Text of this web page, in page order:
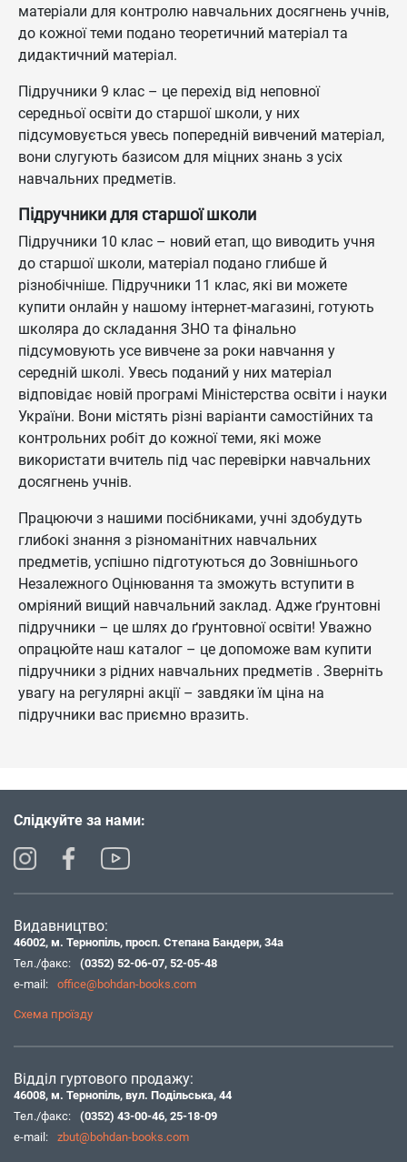
матеріали для контролю навчальних досягнень учнів,
до кожної теми подано теоретичний матеріал та
дидактичний матеріал.
Підручники 9 клас – це перехід від неповної
середньої освіти до старшої школи, у них
підсумовується увесь попередній вивчений матеріал,
вони слугують базисом для міцних знань з усіх
навчальних предметів.
Підручники для старшої школи
Підручники 10 клас – новий етап, що виводить учня
до старшої школи, матеріал подано глибше й
різнобічніше. Підручники 11 клас, які ви можете
купити онлайн у нашому інтернет-магазині, готують
школяра до складання ЗНО та фінально
підсумовують усе вивчене за роки навчання у
середній школі. Увесь поданий у них матеріал
відповідає новій програмі Міністерства освіти і науки
України. Вони містять різні варіанти самостійних та
контрольних робіт до кожної теми, які може
використати вчитель під час перевірки навчальних
досягнень учнів.
Працюючи з нашими посібниками, учні здобудуть
глибокі знання з різноманітних навчальних
предметів, успішно підготуються до Зовнішнього
Незалежного Оцінювання та зможуть вступити в
омріяний вищий навчальний заклад. Адже ґрунтовні
підручники – це шлях до ґрунтовної освіти! Уважно
опрацюйте наш каталог – це допоможе вам купити
підручники з рідних навчальних предметів . Зверніть
увагу на регулярні акції – завдяки їм ціна на
підручники вас приємно вразить.
Слідкуйте за нами:
Видавництво:
46002, м. Тернопіль, просп. Степана Бандери, 34а
Тел./факс:
(0352) 52-06-07, 52-05-48
e-mail:
office@bohdan-books.com
Схема проїзду
Відділ гуртового продажу:
46008, м. Тернопіль, вул. Подільська, 44
Тел./факс:
(0352) 43-00-46, 25-18-09
e-mail:
zbut@bohdan-books.com